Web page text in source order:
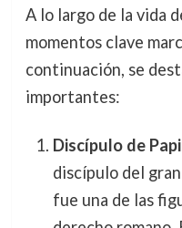
A lo largo de la vida
momentos clave
continuación, se
importantes:
Discípulo de
discípulo del
fue una de las